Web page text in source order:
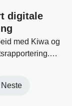
digitale
med Kiwa og
Neste